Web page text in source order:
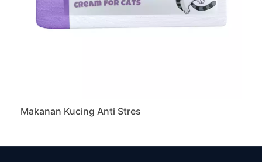
Makanan Kucing Anti Stres